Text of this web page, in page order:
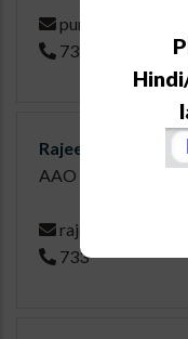
puran.adhikari
732
Rajeev Joshi
AAO
rajeev
733